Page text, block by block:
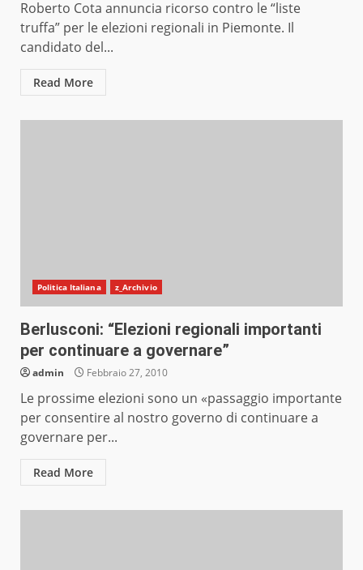
Roberto Cota annuncia ricorso contro le “liste
truffa” per le elezioni regionali in Piemonte. Il
candidato del...
Read More
Politica Italiana z_Archivio
Berlusconi: “Elezioni regionali importanti
per continuare a governare”
admin Febbraio 27, 2010
Le prossime elezioni sono un «passaggio importante
per consentire al nostro governo di continuare a
governare per...
Read More